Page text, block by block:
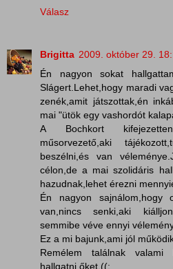
Válasz
Brigitta 2009. október 29.
Én nagyon sokat
Slágert.Lehet,hogy maradi
zenék,amit játszottak,én
mai "ütök egy vashordót
A Bochkort
műsorvezető,aki
beszélni,és van
célon,de a mai szolidáris
hazudnak,lehet érezni
Én nagyon sajnálom,hogy
van,nincs senki,aki
semmibe véve ennyi
Ez a mi bajunk,ami jól
Remélem találnak valami
hallgatni őket.((: